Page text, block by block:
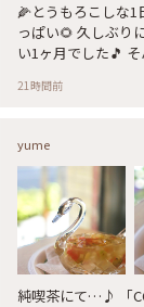
🌽とうもろこしな1
っぱい🌻 久しぶり
い1ヶ月でした🎵
とうもろこしな1
ンをいただき、夕
まさか、朝ごはん
🙇‍♂️と思いながら
の 🌽コーンのかき
人ワンドリンクオ
全部食べたかった
成は… 𖤐とうもろ
メイプルシロップ
シンという特殊な
21時間前
yume
純喫茶にて…♪ 「